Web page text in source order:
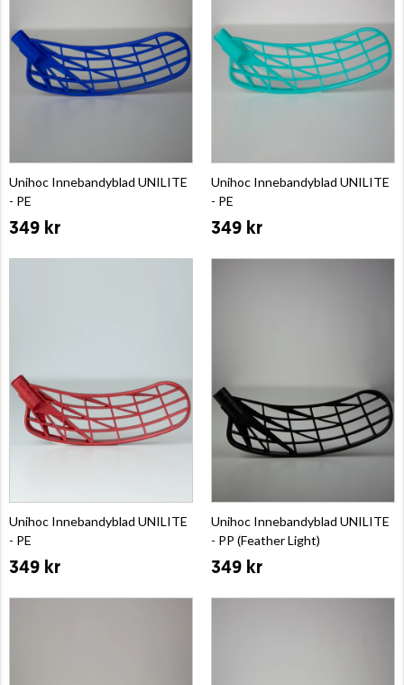
Unihoc Innebandyblad UNILITE
- PE
349 kr
Unihoc Innebandyblad UNILITE
- PE
349 kr
Unihoc Innebandyblad UNILITE
- PE
349 kr
Unihoc Innebandyblad UNILITE
- PP (Feather Light)
349 kr